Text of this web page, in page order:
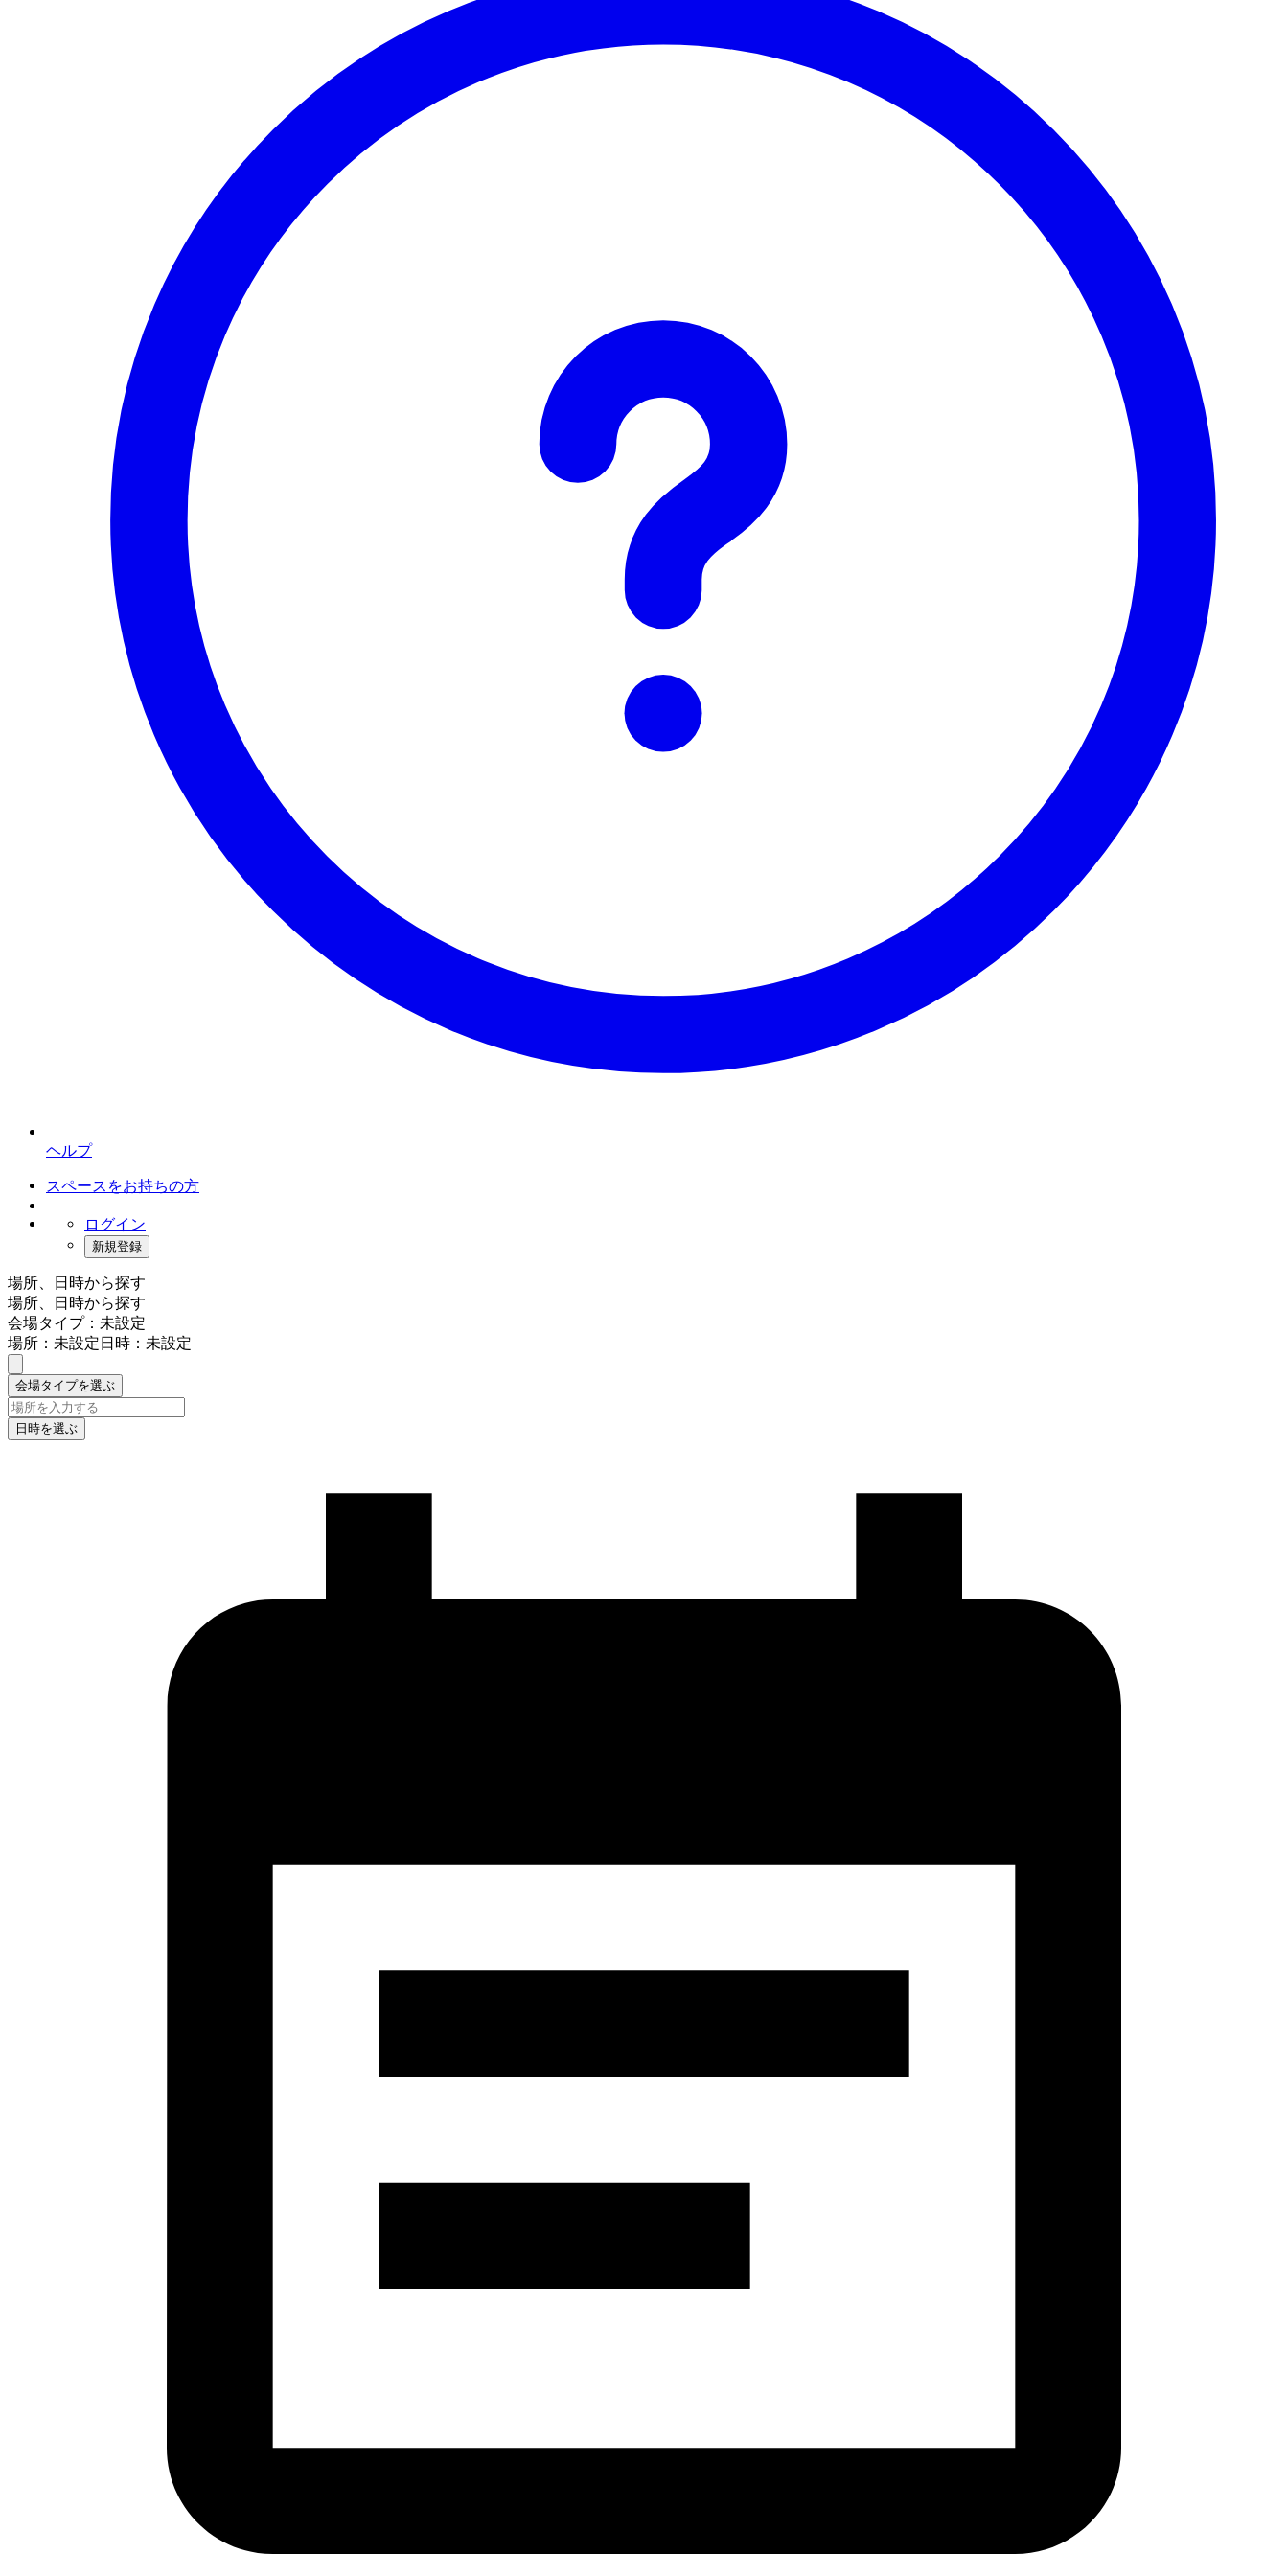
ヘルプ
スペースをお持ちの方
ログイン
新規登録
場所、日時から探す
場所、日時から探す
会場タイプ：未設定
場所：未設定日時：未設定
会場タイプを選ぶ
日時を選ぶ